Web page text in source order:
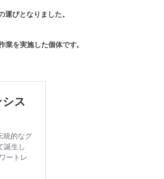
びとなりました。
を実施した個体です。